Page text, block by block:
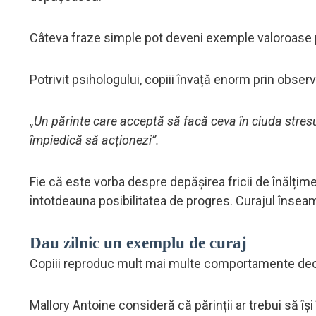
Câteva fraze simple pot deveni exemple
Potrivit psihologului, copiii învață enorm prin
„Un părinte care acceptă să facă ceva în ciuda
împiedică să acționezi”.
Fie că este vorba despre depășirea fricii de
întotdeauna posibilitatea de progres. Curajul
Dau zilnic un exemplu de curaj
Copiii reproduc mult mai multe comportamente
Mallory Antoine consideră că părinții ar trebui să